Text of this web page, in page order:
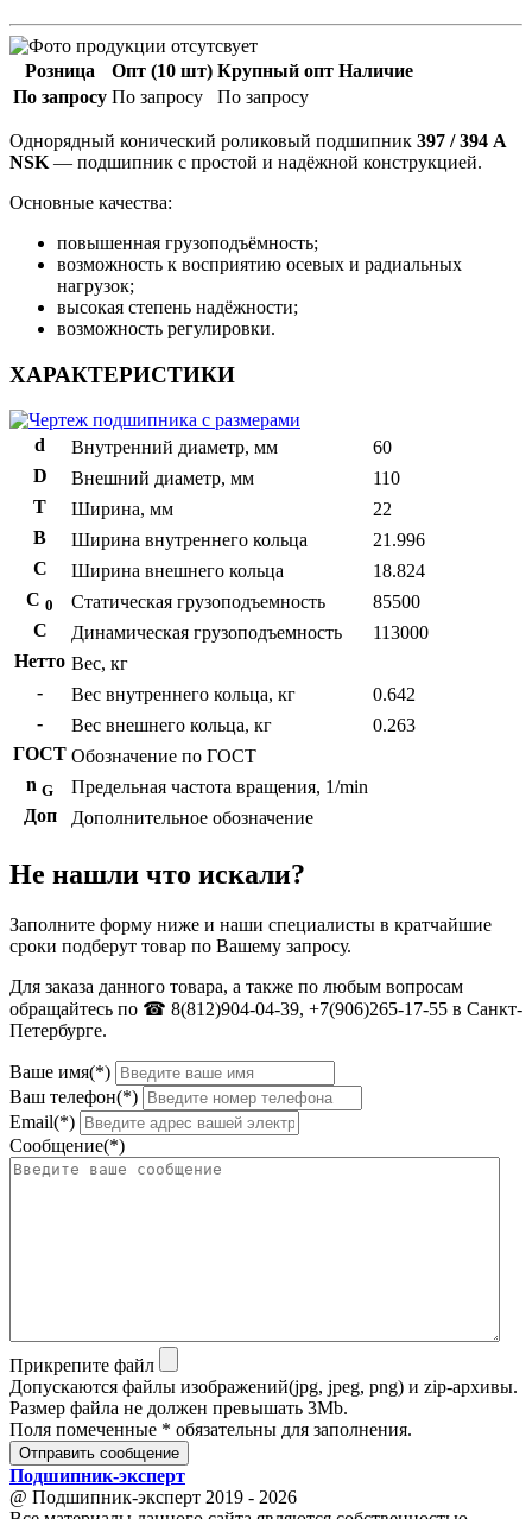
Розница Опт (10 шт) Крупный опт Наличие
По запросу По запросу По запросу
Однорядный конический роликовый подшипник 397 / 394 A
NSK — подшипник с простой и надёжной конструкцией.
Основные качества:
повышенная грузоподъёмность;
возможность к восприятию осевых и радиальных
нагрузок;
высокая степень надёжности;
возможность регулировки.
ХАРАКТЕРИСТИКИ
d Внутренний диаметр, мм
60
D
Внешний диаметр, мм
110
T
Ширина, мм
22
B
Ширина внутреннего кольца
21.996
С
Ширина внешнего кольца
18.824
С 0 Статическая грузоподъемность
85500
C
Динамическая грузоподъемность
113000
Нетто Вес, кг
-
Вес внутреннего кольца, кг
0.642
-
Вес внешнего кольца, кг
0.263
ГОСТ Обозначение по ГОСТ
n G
Предельная частота вращения, 1/min
Доп
Дополнительное обозначение
Не нашли что искали?
Заполните форму ниже и наши специалисты в кратчайшие
сроки подберут товар по Вашему запросу.
Для заказа данного товара, а также по любым вопросам
обращайтесь по ☎ 8(812)904-04-39, +7(906)265-17-55 в Санкт-
Петербурге.
Ваше имя(*)
Ваш телефон(*)
Email(*)
Сообщение(*)
Прикрепите файл
Допускаются файлы изображений(jpg, jpeg, png) и zip-архивы.
Размер файла не должен превышать 3Mb.
Поля помеченные * обязательны для заполнения.
Отправить сообщение
Подшипник-эксперт
@ Подшипник-эксперт 2019 - 2026